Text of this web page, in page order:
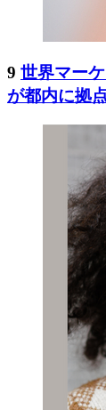
9 世界マー
が都内に拠